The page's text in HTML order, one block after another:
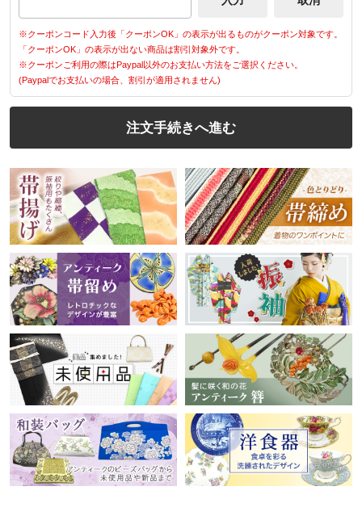
※クーポンコード入力後「クーポンOK」の表示が出るものがクーポン対象です。
「クーポンOK」の表示が出ない商品は割引対象外です。
※クーポンご利用の際はPaypal以外のお支払い方法をご選択ください。
(Paypalでお支払いの場合、割引が適用されません)
注文手続きへ進む